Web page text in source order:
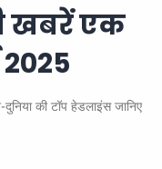
खबरें एक
की टॉप हेडलाइंस जानिए